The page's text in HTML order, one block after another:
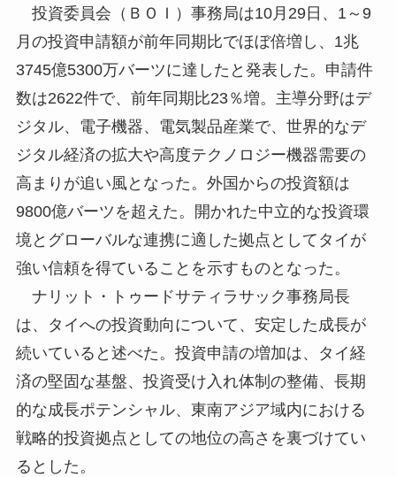
投資委員会（ＢＯＩ）事務局は10月29日、1～9
月の投資申請額が前年同期比でほぼ倍増し、1兆
3745億5300万バーツに達したと発表した。申請件
数は2622件で、前年同期比23％増。主導分野はデ
ジタル、電子機器、電気製品産業で、世界的なデ
ジタル経済の拡大や高度テクノロジー機器需要の
高まりが追い風となった。外国からの投資額は
9800億バーツを超えた。開かれた中立的な投資環
境とグローバルな連携に適した拠点としてタイが
強い信頼を得ていることを示すものとなった。
ナリット・トゥードサティラサック事務局長
は、タイへの投資動向について、安定した成長が
続いていると述べた。投資申請の増加は、タイ経
済の堅固な基盤、投資受け入れ体制の整備、長期
的な成長ポテンシャル、東南アジア域内における
戦略的投資拠点としての地位の高さを裏づけてい
るとした。